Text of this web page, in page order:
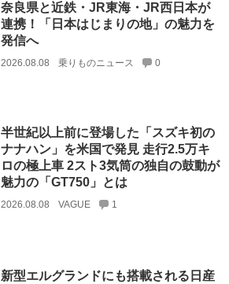
奈良県と近鉄・JR東海・JR西日本が
連携！「日本はじまりの地」の魅力を
発信へ
2026.08.08 乗りものニュース 0
半世紀以上前に登場した「スズキ初の
ナナハン」を米国で発見 走行2.5万キ
ロの極上車 2スト3気筒の独自の鼓動が
魅力の「GT750」とは
2026.08.08 VAGUE 1
新型エルグランドにも搭載される日産